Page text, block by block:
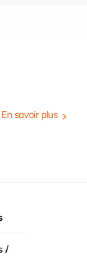
En savoir plus
/